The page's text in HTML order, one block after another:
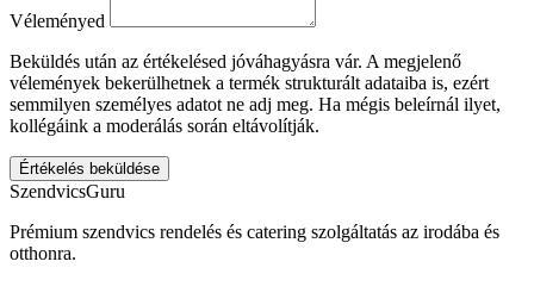
Véleményed
Beküldés után az értékelésed jóváhagyásra vár. A megjelenő
vélemények bekerülhetnek a termék strukturált adataiba is, ezért
semmilyen személyes adatot ne adj meg. Ha mégis beleírnál ilyet,
kollégáink a moderálás során eltávolítják.
Értékelés beküldése
SzendvicsGuru
Prémium szendvics rendelés és catering szolgáltatás az irodába és
otthonra.